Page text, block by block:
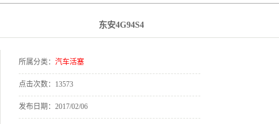
东安4G94S4
所属分类： 汽车活塞
点击次数： 13573
发布日期： 2017/02/06